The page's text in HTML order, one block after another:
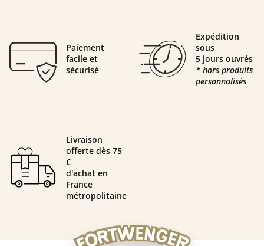
Paiement
facile et
sécurisé
Expédition
sous
5 jours ouvrés
* hors produits
personnalisés
Livraison
offerte dès 75
€
d'achat en
France
métropolitaine